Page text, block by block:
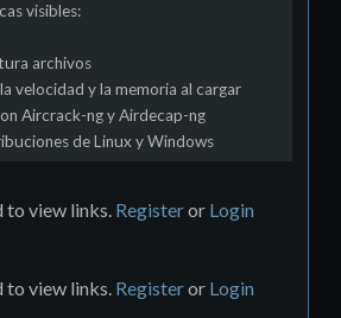
visibles:
archivos
velocidad y la memoria al cargar
Aircrack-ng y Airdecap-ng
de Linux y Windows
to view links. Registeror Login
to view links. Registeror Login